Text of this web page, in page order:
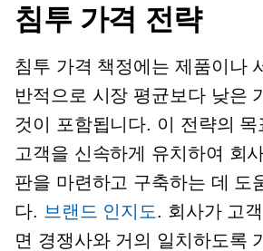
침투 가격 전략
침투 가격 책정에는 제품이나
반적으로 시장 평균보다 낮은
것이 포함됩니다. 이 전략의 목
고객을 신속하게 유치하여 회
판을 마련하고 구축하는 데 도
다. 브랜드 인지도. 회사가 고
면 경쟁사와 거의 일치하도록